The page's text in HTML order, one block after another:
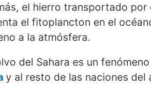
el hierro transportado
el fitoplancton en el
a la atmósfera.
del Sahara es un
y al resto de las naciones del